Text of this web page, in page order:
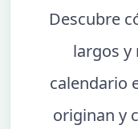
Descubre
largos y
calendario
originan y